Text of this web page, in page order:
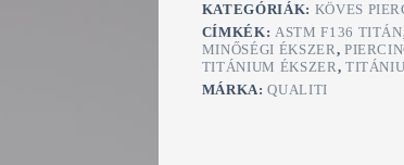
KATEGÓRIÁK: KÖVES
CÍMKÉK: ASTM F136 TITÁN
MINŐSÉGI ÉKSZER,
TITÁNIUM ÉKSZER,
MÁRKA:QUALITI